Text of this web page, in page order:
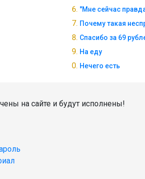
"Мне сейчас
Почему такая
Спасибо за 69
На еду
Нечего есть
на сайте и будут исполнены!